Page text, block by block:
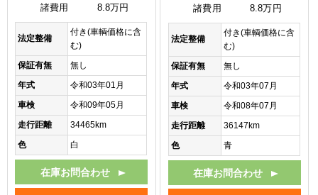
諸費用
8.8万円
法定整備
付き(車輌価格に含
む)
保証有無
無し
年式
令和03年01月
車検
令和09年05月
走行距離
34465km
色
白
在庫お問合わせ
諸費用
8.8万円
法定整備
付き(車輌価格に含
む)
保証有無
無し
年式
令和03年07月
車検
令和08年07月
走行距離
36147km
色
青
在庫お問合わせ